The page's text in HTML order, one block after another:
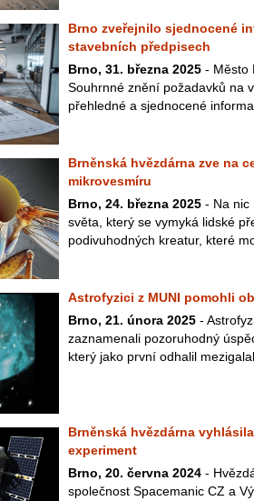
Brno zveřejnilo sjednocené
stavebních předpisech
Brno, 31. března 2025 - Město
Souhrnné znění požadavků na
přehledné a sjednocené
Brněnská hvězdárna zve na
mikrovesmíru
Brno, 24. března 2025 - Na nic
světa, který se vymyká lidské
podivuhodných kreatur, které
Astrofyzici z MUNI pomohli
Brno, 21. února 2025 -
zaznamenali pozoruhodný
který jako první odhalil
Brněnská hvězdárna
experiment
Brno, 20. června 2024 -
společnost Spacemanic CZ a